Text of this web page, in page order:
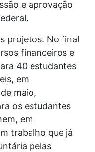
e aprovação
projetos. No final
financeiros e
40 estudantes
em
maio,
os estudantes
em
trabalho que já
pelas